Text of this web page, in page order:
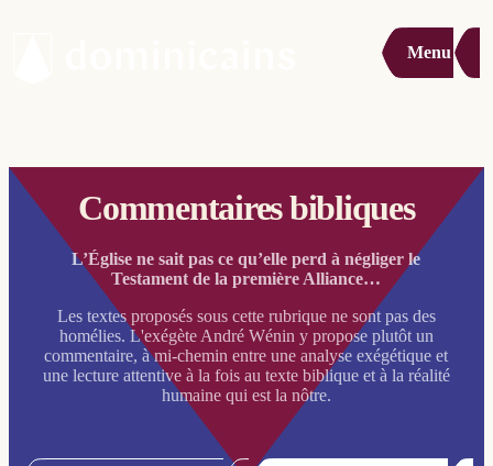
Menu
Commentaires bibliques
L’Église ne sait pas ce qu’elle perd à négliger le
Testament de la première Alliance…
Les textes proposés sous cette rubrique ne sont pas des
homélies. L'exégète André Wénin y propose plutôt un
commentaire, à mi-chemin entre une analyse exégétique et
une lecture attentive à la fois au texte biblique et à la réalité
humaine qui est la nôtre.